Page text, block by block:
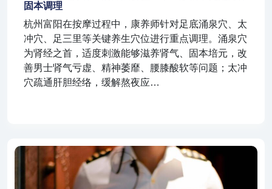
固本调理
杭州富阳在按摩过程中，康养师针对足底涌泉穴、太
冲穴、足三里等关键养生穴位进行重点调理。涌泉穴
为肾经之首，适度刺激能够滋养肾气、固本培元，改
善男士肾气亏虚、精神萎靡、腰膝酸软等问题；太冲
穴疏通肝胆经络，缓解熬夜应…